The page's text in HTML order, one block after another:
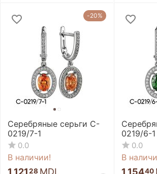
-20%
Серебряные серьги C-
0219/7-1
0.0
В наличии!
1 121 28 MDL
0219/6-1
0.0
В
1 15440